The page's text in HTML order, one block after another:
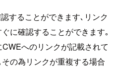
することができます､リンク
に確認することができます｡
へのリンクが記載されて
の為リンクが重複する場合